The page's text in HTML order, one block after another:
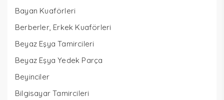
Bayan Kuaförleri
Berberler, Erkek Kuaförleri
Beyaz Eşya Tamircileri
Beyaz Eşya Yedek Parça
Beyinciler
Bilgisayar Tamircileri